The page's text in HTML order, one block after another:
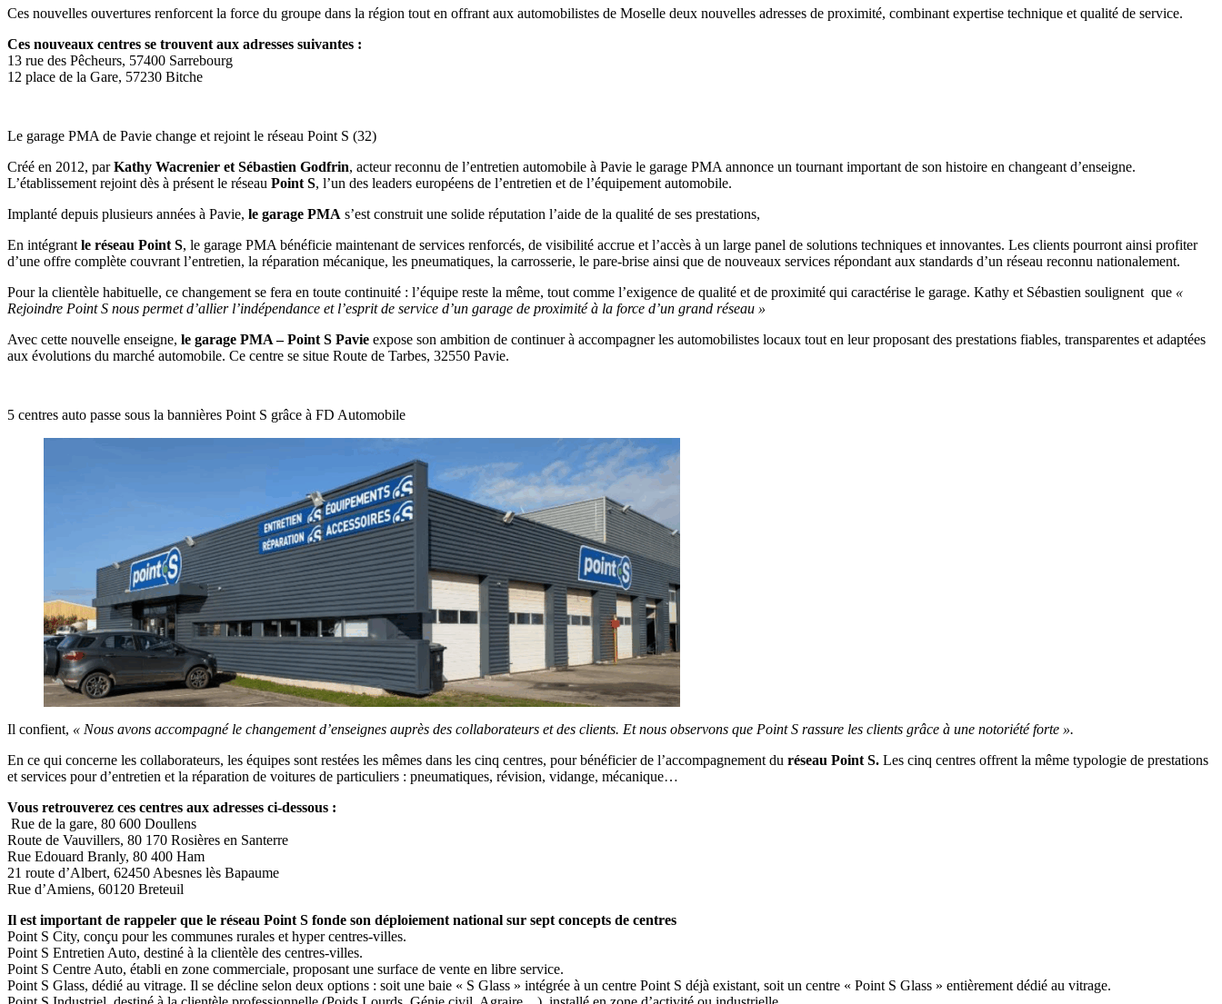
Ces nouvelles ouvertures renforcent la force du groupe dans la région tout en offrant aux automobilistes de Moselle deux nouvelles adresses de proximité, combinant expertise technique et qualité de service.
Ces nouveaux centres se trouvent aux adresses suivantes :
13 rue des Pêcheurs, 57400 Sarrebourg
12 place de la Gare, 57230 Bitche
Le garage PMA de Pavie change et rejoint le réseau Point S (32)
Créé en 2012, parKathy Wacrenier et Sébastien Godfrin, acteur reconnu de l’entretien automobile à Pavie le garage PMA annonce un tournant important de son histoire en changeant d’enseigne.
L’établissement rejoint dès à présent le réseau Point S, l’un des leaders européens de l’entretien et de l’équipement automobile.
Implanté depuis plusieurs années à Pavie, le garage PMA s’est construit une solide réputation l’aide de la qualité de ses prestations,
En intégrant le réseau Point S, le garage PMA bénéficie maintenant de services renforcés, de visibilité accrue et l’accès à un large panel de solutions techniques et innovantes. Les clients pourront ainsi profiter
d’une offre complète couvrant l’entretien, la réparation mécanique, les pneumatiques, la carrosserie, le pare-brise ainsi que de nouveaux services répondant aux standards d’un réseau reconnu nationalement.
Pour la clientèle habituelle, ce changement se fera en toute continuité : l’équipe reste la même, tout comme l’exigence de qualité et de proximité qui caractérise le garage. Kathy et Sébastien soulignent que «
Rejoindre Point S nous permet d’allier l’indépendance et l’esprit de service d’un garage de proximité à la force d’un grand réseau »
Avec cette nouvelle enseigne, le garage PMA – Point S Pavie expose son ambition de continuer à accompagner les automobilistes locaux tout en leur proposant des prestations fiables, transparentes et adaptées
aux évolutions du marché automobile. Ce centre se situe Route de Tarbes, 32550 Pavie.
5 centres auto passe sous la bannières Point S grâce à FD Automobile
Il confient, « Nous avons accompagné le changement d’enseignes auprès des collaborateurs et des clients. Et nous observons que Point S rassure les clients grâce à une notoriété forte ».
En ce qui concerne les collaborateurs, les équipes sont restées les mêmes dans les cinq centres, pour bénéficier de l’accompagnement du réseau Point S. Les cinq centres offrent la même typologie de prestations
et services pour d’entretien et la réparation de voitures de particuliers : pneumatiques, révision, vidange, mécanique…
Vous retrouverez ces centres aux adresses ci-dessous :
Rue de la gare, 80 600 Doullens
Route de Vauvillers, 80 170 Rosières en Santerre
Rue Edouard Branly, 80 400 Ham
21 route d’Albert, 62450 Abesnes lès Bapaume
Rue d’Amiens, 60120 Breteuil
Il est important de rappeler que le réseau Point S fonde son déploiement national sur sept concepts de centres
Point S City, conçu pour les communes rurales et hyper centres-villes.
Point S Entretien Auto, destiné à la clientèle des centres-villes.
Point S Centre Auto, établi en zone commerciale, proposant une surface de vente en libre service.
Point S Glass, dédié au vitrage. Il se décline selon deux options : soit une baie « S Glass » intégrée à un centre Point S déjà existant, soit un centre « Point S Glass » entièrement dédié au vitrage.